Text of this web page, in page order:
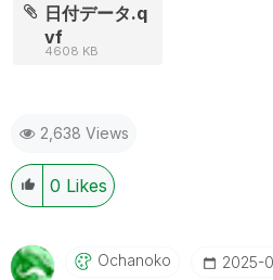
日付データ.q
vf
4608 KB
2,638 Views
0 Likes
Ochanoko ‎2025-